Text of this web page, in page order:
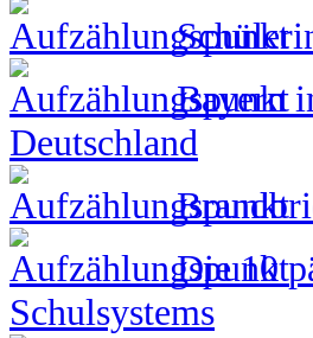
Bayern
Deutschland
Die 10
Schulsystems